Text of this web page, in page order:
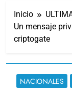
Inicio
Un mensaje
criptogate
NACIONALES